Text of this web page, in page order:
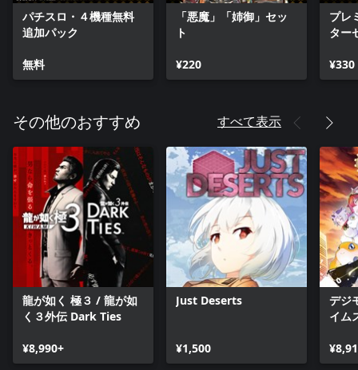
パチスロ・４機種無料
追加パック
無料
「悪魔」「姉御」セッ
ト
¥220
プレ
ター
¥330
その他のおすすめ すべて表示
龍が如く 極３ / 龍が如
く３外伝 Dark Ties
¥8,990+
Just Deserts
¥1,500
デジ
イム